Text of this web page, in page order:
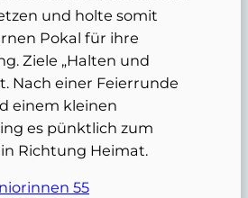
und holte somit
Pokal für ihre
Ziele „Halten und
Nach einer Feierrunde
einem kleinen
es pünktlich zum
Richtung Heimat.
55